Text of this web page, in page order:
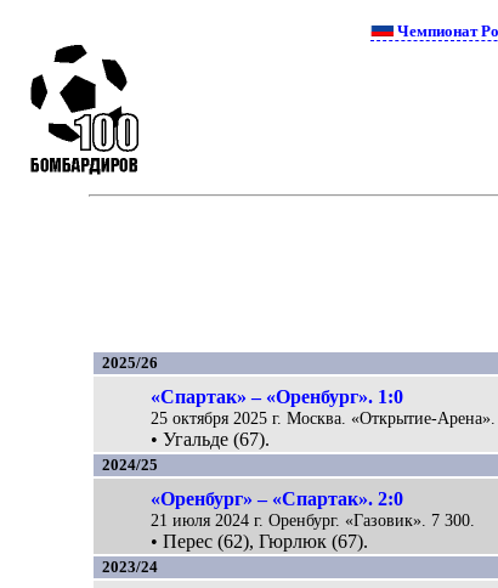
Чемпионат
2025/26
«Спартак» – «Оренбург». 1:0
25 октября 2025 г. Москва. «Открытие-Арена».
• Угальде (67).
2024/25
«Оренбург» – «Спартак». 2:0
21 июля 2024 г. Оренбург. «Газовик». 7 300.
• Перес (62), Гюрлюк (67).
2023/24